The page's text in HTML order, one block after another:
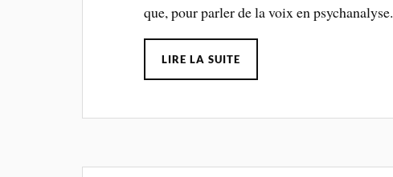
que, pour parler de la voix en psychanalyse.
LIRE LA SUITE